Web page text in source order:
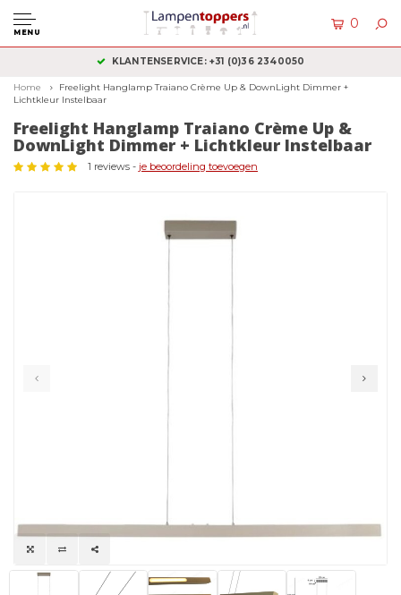
MENU
0
KLANTENSERVICE: +31 (0)36 2340050
Home
Freelight Hanglamp Traiano Crème Up & DownLight Dimmer +
Lichtkleur Instelbaar
Freelight Hanglamp Traiano Crème Up &
DownLight Dimmer + Lichtkleur Instelbaar
1 reviews - je beoordeling toevoegen